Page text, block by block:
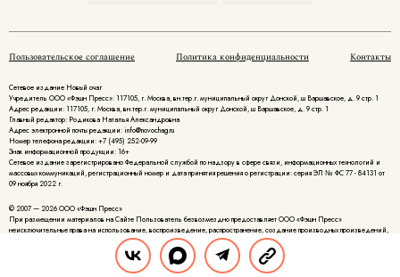
Пользовательское соглашение Политика конфиденциальности Контакты
Сетевое издание Новый очаг
Учредитель ООО «Фэшн Пресс»: 117105, г. Москва, вн.тер.г. муниципальный округ Донской, ш Варшавское, д. 9 стр. 1
Адрес редакции: 117105, г. Москва, вн.тер.г. муниципальный округ Донской, ш Варшавское, д. 9 стр. 1
Главный редактор: Родикова Наталья Александровна
Адрес электронной почты редакции: info@novochag.ru
Номер телефона редакции: +7 (495) 252-09-99
Знак информационной продукции: 16+
Cетевое издание зарегистрировано Федеральной службой по надзору в сфере связи, информационных технологий и
массовых коммуникаций, регистрационный номер и дата принятия решения о регистрации: серия ЭЛ № ФС 77 - 84131 от
09 ноября 2022 г.
© 2007 — 2026 ООО «Фэшн Пресс»
При размещении материалов на Сайте Пользователь безвозмездно предоставляет ООО «Фэшн Пресс»
неисключительные права на использование, воспроизведение, распространение, создание производных произведений,
а также на демонстрацию материалов и доведение их до всеобщего сведения.